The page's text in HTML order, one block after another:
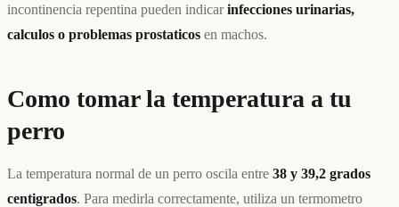
incontinencia repentina pueden indicarinfecciones urinarias,
calculos o problemas prostaticos en machos.
Como tomar la temperatura a tu
perro
La temperatura normal de un perro oscila entre 38 y 39,2 grados
centigrados. Para medirla correctamente, utiliza un termometro